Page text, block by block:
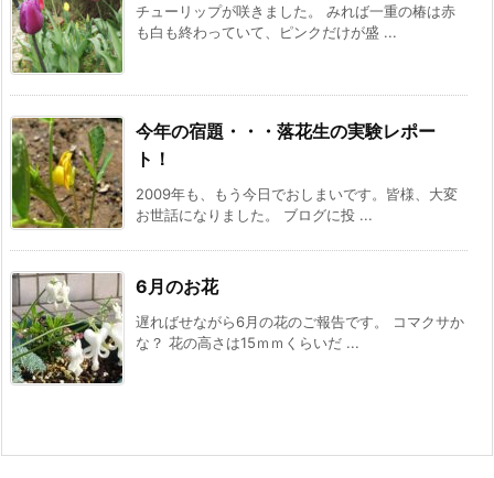
チューリップが咲きました。 みれば一重の椿は赤
も白も終わっていて、ピンクだけが盛 ...
今年の宿題・・・落花生の実験レポー
ト！
2009年も、もう今日でおしまいです。皆様、大変
お世話になりました。 ブログに投 ...
6月のお花
遅ればせながら6月の花のご報告です。 コマクサか
な？ 花の高さは15ｍｍくらいだ ...